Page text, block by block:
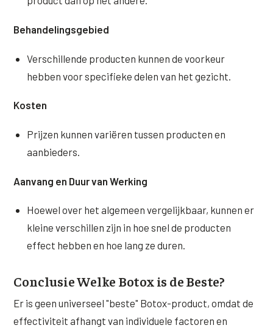
Behandelingsgebied
Verschillende producten kunnen de voorkeur
hebben voor specifieke delen van het gezicht.
Kosten
Prijzen kunnen variëren tussen producten en
aanbieders.
Aanvang en Duur van Werking
Hoewel over het algemeen vergelijkbaar, kunnen er
kleine verschillen zijn in hoe snel de producten
effect hebben en hoe lang ze duren.
Conclusie Welke Botox is de Beste?
Er is geen universeel "beste" Botox-product, omdat de
effectiviteit afhangt van individuele factoren en